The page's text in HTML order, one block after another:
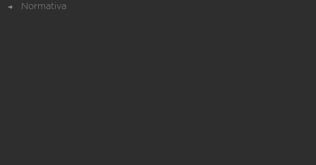
Normativa